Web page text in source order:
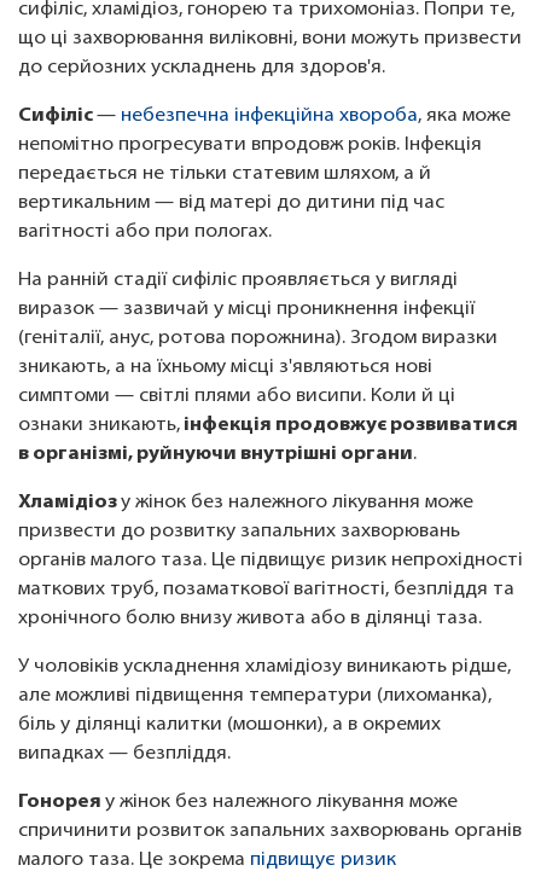
сифіліс, хламідіоз, гонорею та трихомоніаз. Попри те,
що ці захворювання виліковні, вони можуть призвести
до серйозних ускладнень для здоров'я.
Сифіліс— небезпечна інфекційна хвороба, яка може
непомітно прогресувати впродовж років. Інфекція
передається не тільки статевим шляхом, а й
вертикальним — від матері до дитини під час
вагітності або при пологах.
На ранній стадії сифіліс проявляється у вигляді
виразок — зазвичай у місці проникнення інфекції
(геніталії, анус, ротова порожнина). Згодом виразки
зникають, а на їхньому місці з'являються нові
симптоми — світлі плями або висипи. Коли й ці
ознаки зникають, інфекція продовжує розвиватися
в організмі, руйнуючи внутрішні органи.
Хламідіозу жінок без належного лікування може
призвести до розвитку запальних захворювань
органів малого таза. Це підвищує ризик непрохідності
маткових труб, позаматкової вагітності, безпліддя та
хронічного болю внизу живота або в ділянці таза.
У чоловіків ускладнення хламідіозу виникають рідше,
але можливі підвищення температури (лихоманка),
біль у ділянці калитки (мошонки), а в окремих
випадках — безпліддя.
Гонорея у жінок без належного лікування може
спричинити розвиток запальних захворювань органів
малого таза. Це зокрема підвищує ризик